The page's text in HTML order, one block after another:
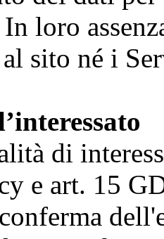
loro
sito né i
di
e art. 15